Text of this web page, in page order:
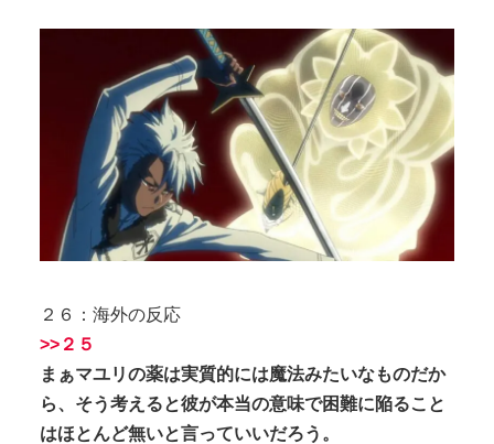
２６：海外の反応
>>２５
まぁマユリの薬は実質的には魔法みたいなものだか
ら、そう考えると彼が本当の意味で困難に陥ること
はほとんど無いと言っていいだろう。